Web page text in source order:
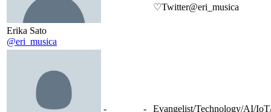
Erika Sato
@eri_musica
♡Twitter@eri_musica
- - Evangelist/Technology/AI/